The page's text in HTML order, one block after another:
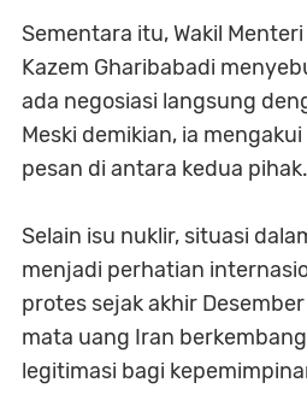
Sementara itu, Wakil
Kazem Gharibabadi
ada negosiasi langsung
Meski demikian, ia
pesan di antara kedua pihak.
Selain isu nuklir, situasi
menjadi perhatian
protes sejak akhir
mata uang Iran
legitimasi bagi